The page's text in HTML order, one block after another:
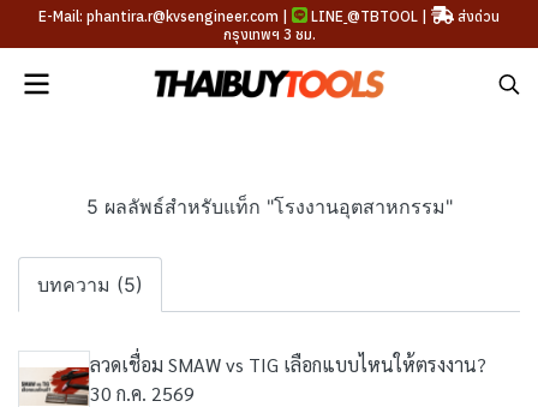
E-Mail: phantira.r@kvsengineer.com | LINE @TBTOOL |
ส่งด่วน
กรุงเทพฯ 3 ชม.
5 ผลลัพธ์สำหรับแท็ก "โรงงานอุตสาหกรรม"
บทความ (5)
ลวดเชื่อม SMAW vs TIG เลือกแบบไหนให้ตรงงาน?
30 ก.ค. 2569